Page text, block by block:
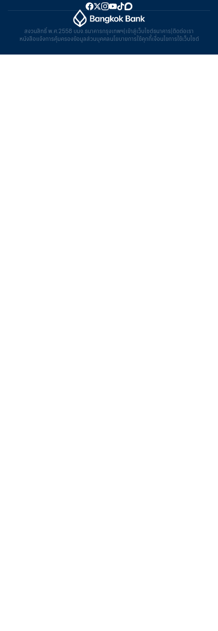
สงวนสิทธิ์ พ.ศ.2558 บมจ.ธนาคารกรุงเทพฯ เข้าสู่เว็บไซต์ธนาคาร ติดต่อเรา
หนังสือแจ้งการคุ้มครองข้อมูลส่วนบุคคลนโยบายการใช้คุกกี้เงื่อนไขการใช้เว็บไซต์